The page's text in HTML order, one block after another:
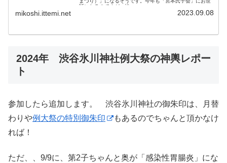
話になるのですが、神...
mikoshi.ittemi.net 2023.09.08
2024年 渋谷氷川神社例大祭の神輿レポー
ト
参加したら追加します。 渋谷氷川神社の御朱印は、月替
わりや例大祭の特別御朱印
もあるのでちゃんと頂かなけ
れば！
ただ、、9/9に、第2子ちゃんと奥が「感染性胃腸炎」にな